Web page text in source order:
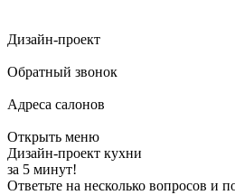
Дизайн-проект
Обратный звонок
Адреса салонов
Открыть меню
Дизайн-проект кухни
за 5 минут!
Ответьте на несколько вопросов и